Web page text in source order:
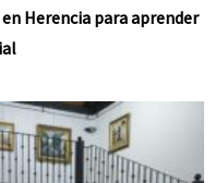
Herencia para aprender